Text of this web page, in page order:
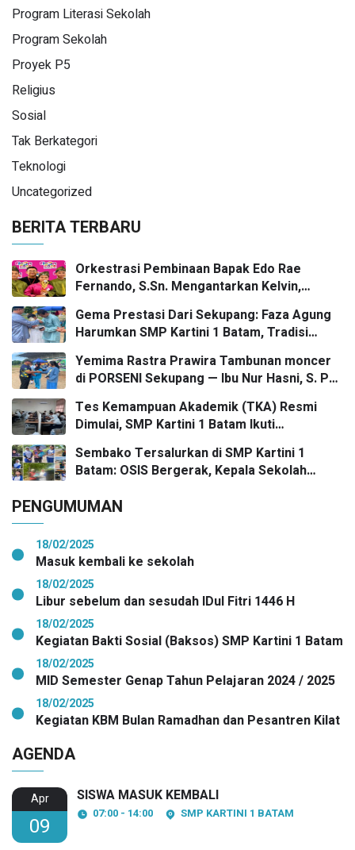
Program Literasi Sekolah
Program Sekolah
Proyek P5
Religius
Sosial
Tak Berkategori
Teknologi
Uncategorized
BERITA TERBARU
Orkestrasi Pembinaan Bapak Edo Rae
Fernando, S.Sn. Mengantarkan Kelvin,
Kartini 1 Batam—Kembali Menorehkan Juara
II FLS3N dalam Panggung Kompetisi
Bergengsi
Gema Prestasi Dari Sekupang: Faza Agung
Harumkan SMP Kartini 1 Batam, Tradisi
Yemima Rastra Prawira Tambunan moncer
di PORSENI Sekupang — Ibu Nur Hasni, S. Pd
dan Mr. Irwan Herika, M. Pd apresiasi
prestasi emas yang menggema
Tes Kemampuan Akademik (TKA) Resmi
Dimulai, SMP Kartini 1 Batam Ikuti
Sembako Tersalurkan di SMP Kartini 1
Batam: OSIS Bergerak, Kepala Sekolah
PENGUMUMAN
18/02/2025
Masuk kembali ke sekolah
18/02/2025
Libur sebelum dan sesudah IDul Fitri 1446 H
18/02/2025
Kegiatan Bakti Sosial (Baksos) SMP Kartini 1 Batam
18/02/2025
MID Semester Genap Tahun Pelajaran 2024 / 2025
18/02/2025
Kegiatan KBM Bulan Ramadhan dan Pesantren Kilat
AGENDA
Apr
09
SISWA MASUK KEMBALI
07:00 - 14:00 SMP KARTINI 1 BATAM